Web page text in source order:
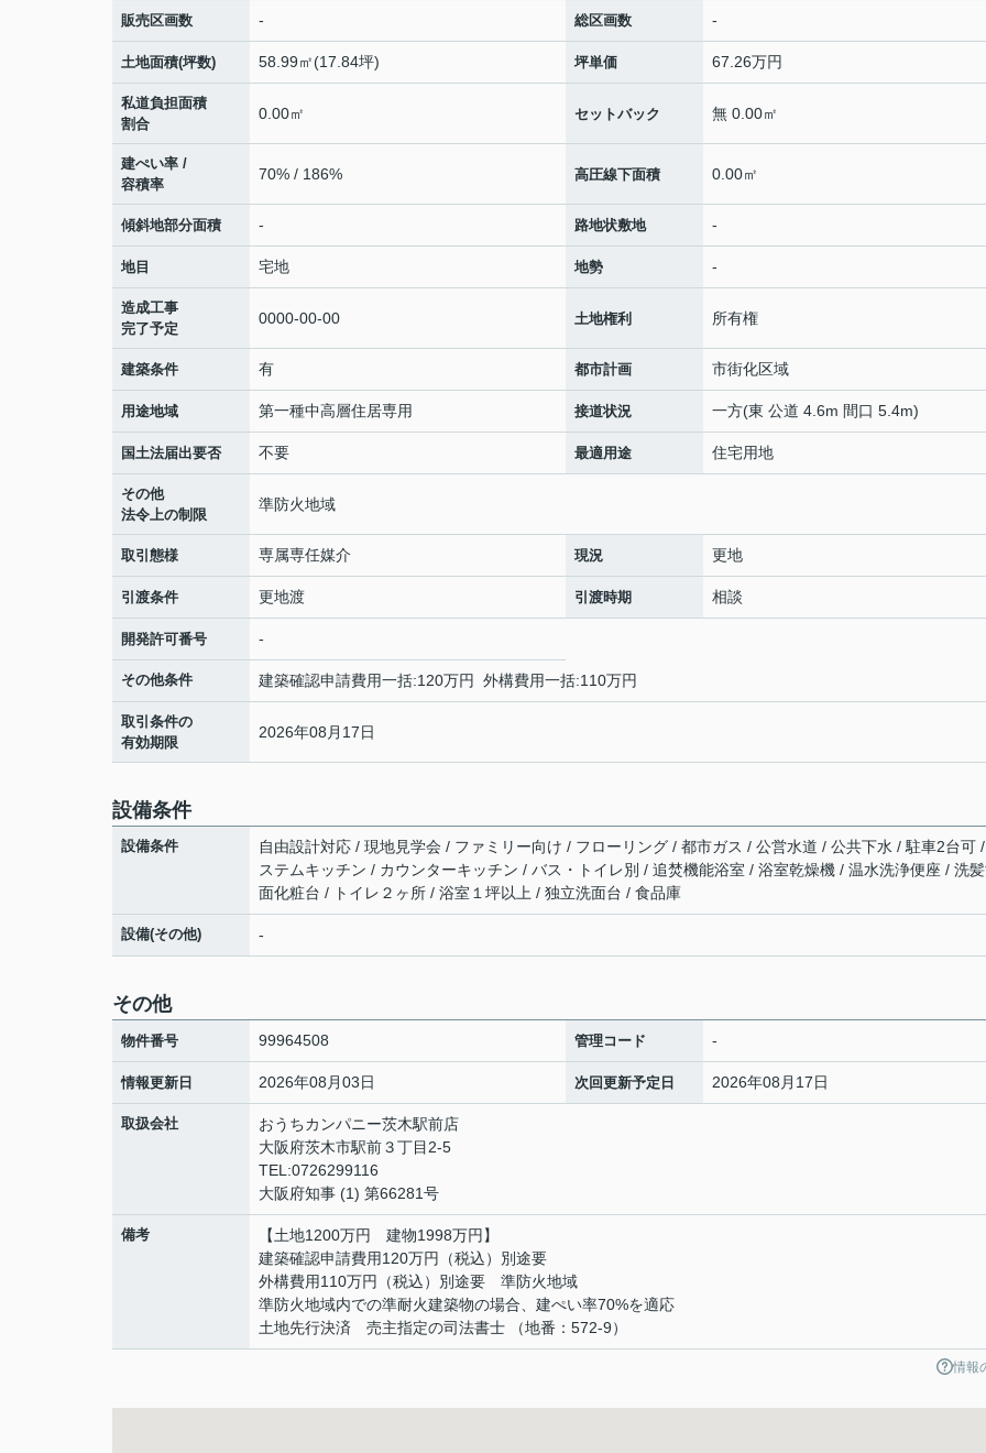
販売区画数 - 総区画数 -
土地面積(坪数) 58.99㎡(17.84坪) 坪単価 67.26万円
私道負担面積
割合
0.00㎡ セットバック 無 0.00㎡
建ぺい率 /
容積率
70% / 186% 高圧線下面積 0.00㎡
傾斜地部分面積 - 路地状敷地 -
地目 宅地 地勢 -
造成工事
完了予定
0000-00-00 土地権利 所有権
建築条件 有 都市計画 市街化区域
用途地域 第一種中高層住居専用 接道状況 一方(東 公道 4.6m 間口 5.4m)
国土法届出要否 不要 最適用途 住宅用地
その他
法令上の制限
準防火地域
取引態様 専属専任媒介 現況 更地
引渡条件 更地渡 引渡時期 相談
開発許可番号 -
その他条件 建築確認申請費用一括:120万円 外構費用一括:110万円
取引条件の
有効期限
2026年08月17日
設備条件
設備条件
自由設計対応 / 現地見学会 / ファミリー向け / フローリング / 都市ガス / 公営水道 / 公共下水 / 駐車2台可
ステムキッチン / カウンターキッチン / バス・トイレ別 / 追焚機能浴室 / 浴室乾燥機 / 温水洗浄便座 / 洗
面化粧台 / トイレ２ヶ所 / 浴室１坪以上 / 独立洗面台 / 食品庫
設備(その他) -
その他
物件番号 99964508 管理コード -
情報更新日 2026年08月03日 次回更新予定日 2026年08月17日
取扱会社
おうちカンパニー茨木駅前店
大阪府茨木市駅前３丁目2-5
TEL:0726299116
大阪府知事 (1) 第66281号
備考
【土地1200万円 建物1998万円】
建築確認申請費用120万円（税込）別途要
外構費用110万円（税込）別途要 準防火地域
準防火地域内での準耐火建築物の場合、建ぺい率70%を適応
土地先行決済 売主指定の司法書士 （地番：572-9）
情報